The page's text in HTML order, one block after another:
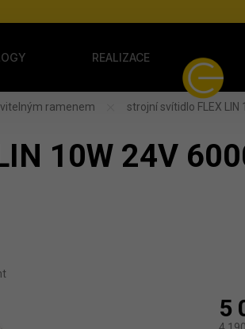
REALIZACE
ramenem strojní svítidlo FLEX LIN
10W 24V
5